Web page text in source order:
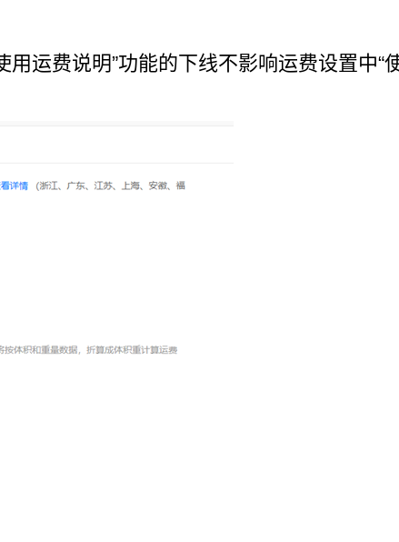
运费说明”功能的下线不影响运费设置中“